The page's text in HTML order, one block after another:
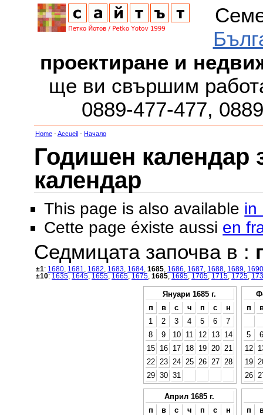
проектиране и
ще ви свършим
0889-477-477,
Home -Accueil - Начало
Годишен календар
календар
This page is also available in
Cette page éxiste aussi en
Седмицата започва в :
±1: 1680 1681 1682 1683 1684 1685 1686 1687 1688 1689 1690
±10: 1635 1645 1655 1665 1675 1685 1695 1705 1715 1725
Януари 1685 г.
п
в с ч п с
н
1
2 3 4 5 6
7
8
9 10 11 12 13
14
15
16 17 18 19 20
21
22
23 24 25 26 27
28
29 30 31
п
5
6
12
19
26
Април 1685 г.
п
в с ч п с
н
п